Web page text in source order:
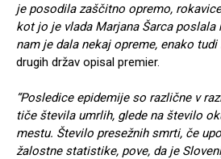
je posodila zaščitno opremo,
kot jo je vlada Marjana Šarca poslala
nam je dala nekaj opreme, enako tudi
drugih držav opisal premier.
“Posledice epidemije so različne v
tiče števila umrlih, glede na število
mestu. Število presežnih smrti, če
žalostne statistike, pove, da je